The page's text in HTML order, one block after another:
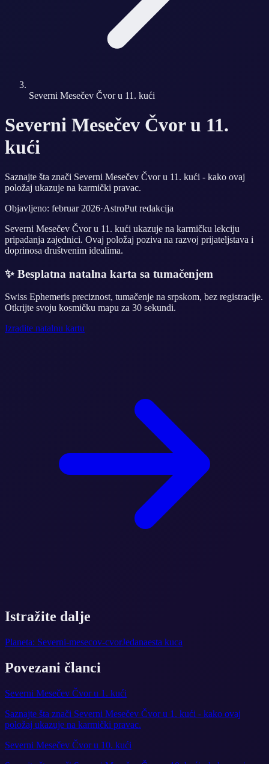
Severni Mesečev Čvor u 11. kući
Severni Mesečev Čvor u 11.
kući
Saznajte šta znači Severni Mesečev Čvor u 11. kući - kako ovaj
položaj ukazuje na karmički pravac.
Objavljeno: februar 2026·AstroPut redakcija
Severni Mesečev Čvor u 11. kući ukazuje na karmičku lekciju
pripadanja zajednici. Ovaj položaj poziva na razvoj prijateljstava i
doprinosa društvenim idealima.
✨ Besplatna natalna karta sa tumačenjem
Swiss Ephemeris preciznost, tumačenje na srpskom, bez registracije.
Otkrijte svoju kosmičku mapu za 30 sekundi.
Izradite natalnu kartu
Istražite dalje
Planeta: Severni-mesecov-cvorJedanaesta kuca
Povezani članci
Severni Mesečev Čvor u 1. kući
Saznajte šta znači Severni Mesečev Čvor u 1. kući - kako ovaj
položaj ukazuje na karmički pravac.
Severni Mesečev Čvor u 10. kući